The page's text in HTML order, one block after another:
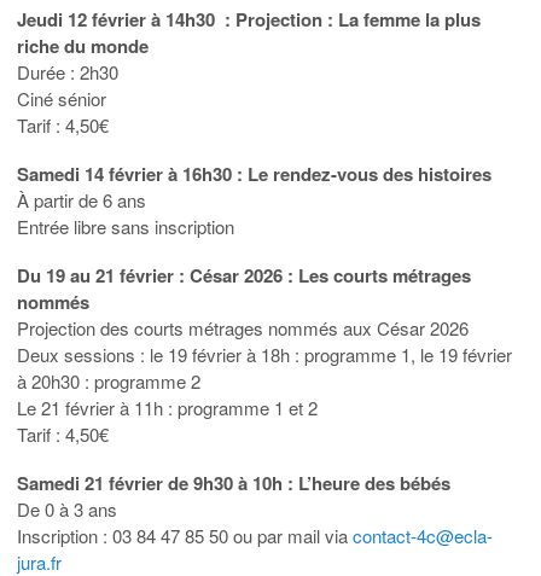
Jeudi 12 février à 14h30 : Projection : La femme la plus
riche du monde
Durée : 2h30
Ciné sénior
Tarif : 4,50€
Samedi 14 février à 16h30 : Le rendez-vous des histoires
À partir de 6 ans
Entrée libre sans inscription
Du 19 au 21 février : César 2026 : Les courts métrages
nommés
Projection des courts métrages nommés aux César 2026
Deux sessions : le 19 février à 18h : programme 1, le 19 février
à 20h30 : programme 2
Le 21 février à 11h : programme 1 et 2
Tarif : 4,50€
Samedi 21 février de 9h30 à 10h : L’heure des bébés
De 0 à 3 ans
Inscription : 03 84 47 85 50 ou par mail viacontact-4c@ecla-
jura.fr